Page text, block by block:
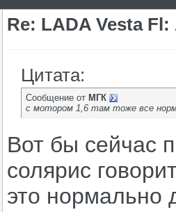
Re: LADA Vesta
Цитата:
Сообщение от МГК
с мотором 1,6 там тоже все
Вот бы сейчас
солярис
это нормально